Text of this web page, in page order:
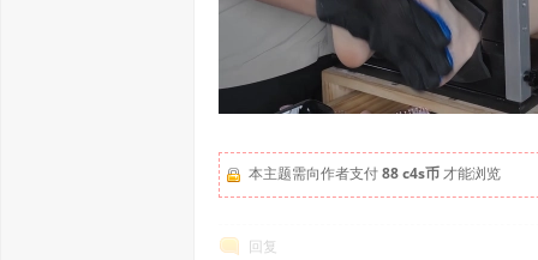
本主题需向作者支付88 c4s币才能浏览
回复